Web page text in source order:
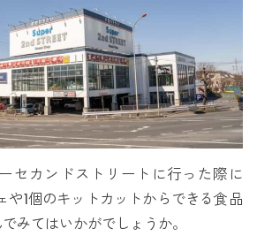
セカンドストリートに行った際に
や1個のキットカットからできる食品
みてはいかがでしょうか。